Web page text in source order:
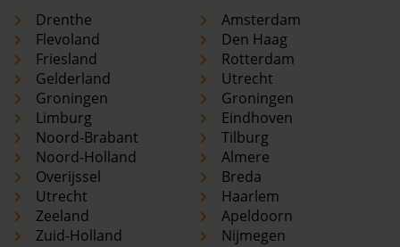
Drenthe
Flevoland
Friesland
Gelderland
Groningen
Limburg
Noord-Brabant
Noord-Holland
Overijssel
Utrecht
Zeeland
Zuid-Holland
Amsterdam
Den Haag
Rotterdam
Utrecht
Groningen
Eindhoven
Tilburg
Almere
Breda
Haarlem
Apeldoorn
Nijmegen